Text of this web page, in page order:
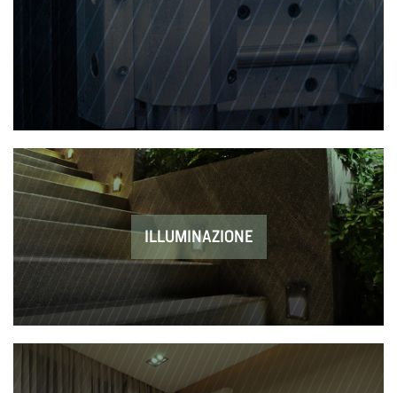
ILLUMINAZIONE